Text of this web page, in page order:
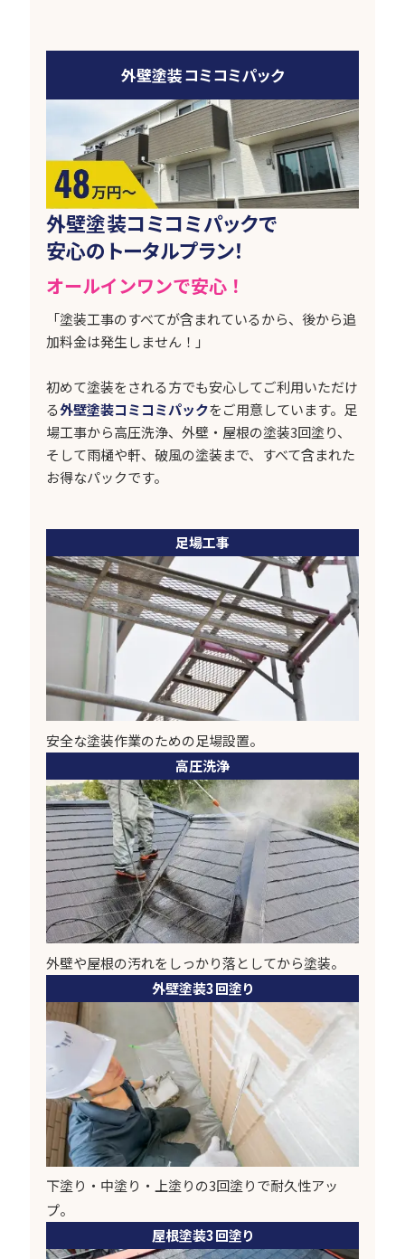
外壁塗装コミコミパック
外壁塗装コミコミパックで
安心のトータルプラン！
オールインワンで安心！
「塗装工事のすべてが含まれているから、後から追
加料金は発生しません！」
初めて塗装をされる方でも安心してご利用いただけ
る外壁塗装コミコミパックをご用意しています。足
場工事から高圧洗浄、外壁・屋根の塗装3回塗り、
そして雨樋や軒、破風の塗装まで、すべて含まれた
お得なパックです。
足場工事
安全な塗装作業のための足場設置。
高圧洗浄
外壁や屋根の汚れをしっかり落としてから塗装。
外壁塗装3回塗り
下塗り・中塗り・上塗りの3回塗りで耐久性アッ
プ。
屋根塗装3回塗り